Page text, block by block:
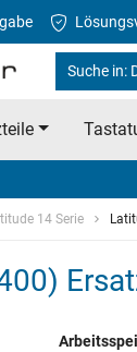
Suche in:
14 Serie